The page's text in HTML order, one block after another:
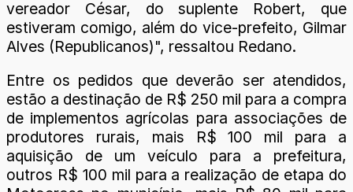
vereador César, do suplente Robert, que
estiveram comigo, além do vice-prefeito, Gilmar
Alves (Republicanos)", ressaltou Redano.
Entre os pedidos que deverão ser atendidos,
estão a destinação de R$ 250 mil para a compra
de implementos agrícolas para associações de
produtores rurais, mais R$ 100 mil para a
aquisição de um veículo para a prefeitura,
outros R$ 100 mil para a realização de etapa do